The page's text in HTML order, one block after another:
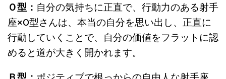
Ｏ型： 自分の気持ちに正直で、行動力のある射手
座×O型さんは、 本当の自分を思い出し、正直に
行動していくことで、自分の価値をフラットに認
めると道が大きく開かれます。